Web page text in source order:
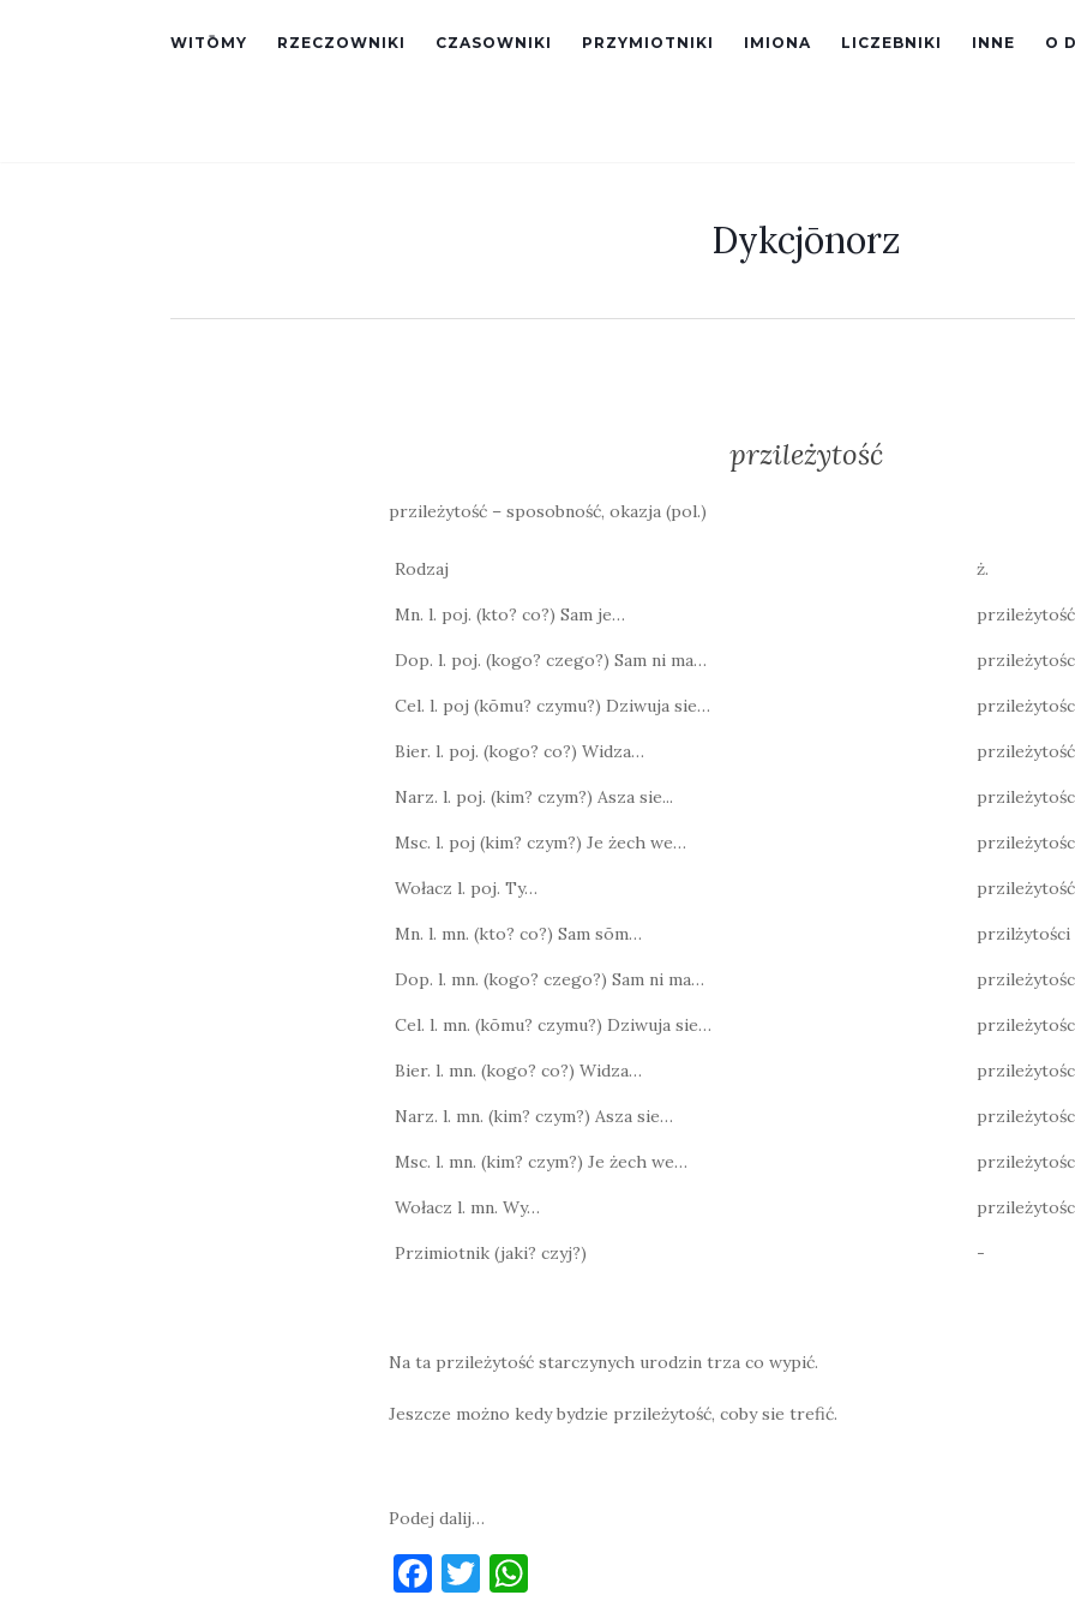
WITŌMY RZECZOWNIKI CZASOWNIKI PRZYMIOTNIKI IMIONA LICZEBNIKI INNE O
Dykcjōnorz
przileżytość
przileżytość – sposobność, okazja (pol.)
Rodzaj ż.
Mn. l. poj. (kto? co?) Sam je… przileżytość
Dop. l. poj. (kogo? czego?) Sam ni ma…
Cel. l. poj (kōmu? czymu?) Dziwuja sie…
Bier. l. poj. (kogo? co?) Widza… przileżytość
Narz. l. poj. (kim? czym?) Asza sie...
Msc. l. poj (kim? czym?) Je żech we…
Wołacz l. poj. Ty… przileżytość
Mn. l. mn. (kto? co?) Sam sōm… przilżytości
Dop. l. mn. (kogo? czego?) Sam ni ma…
Cel. l. mn. (kōmu? czymu?) Dziwuja sie…
Bier. l. mn. (kogo? co?) Widza…
Narz. l. mn. (kim? czym?) Asza sie…
Msc. l. mn. (kim? czym?) Je żech we…
Wołacz l. mn. Wy…
Przimiotnik (jaki? czyj?) -
Na ta przileżytość starczynych urodzin trza co wypić.
Jeszcze możno kedy bydzie przileżytość, coby sie trefić.
Podej dalij…
F T W